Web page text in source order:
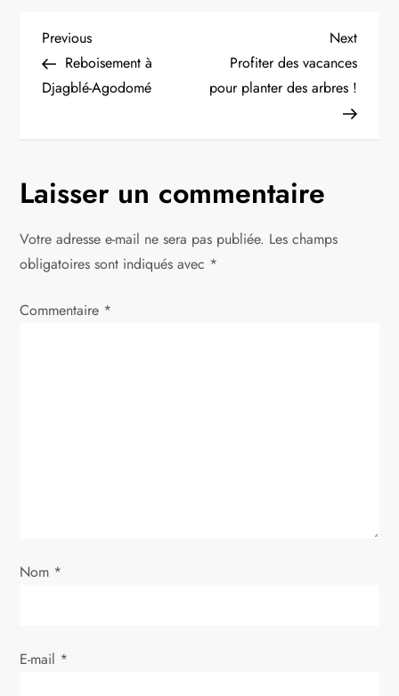
N
a
g
a
t
’
r
Previous
Post
Previous
Reboisement à
Djagblé-Agodomé
Next
Post
Next
Profiter des vacances
pour planter des arbres !
Laisser un commentaire
Votre adresse e-mail ne sera pas publiée. Les champs
obligatoires sont indiqués avec *
Commentaire *
Nom *
E-mail *